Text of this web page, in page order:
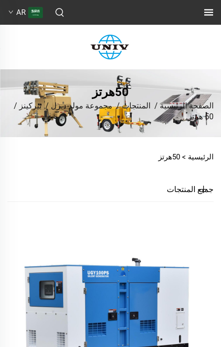
AR
50هرتز
الصفحة الرئيسية/ المنتجات/مجموعة مولد ديزل /بيركينز /
50 هرتز
الرئيسية > 50هرتز
جميع المنتجات